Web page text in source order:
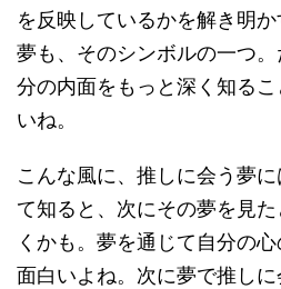
を反映しているかを解き明
夢も、そのシンボルの一つ
分の内面をもっと深く知る
いね。
こんな風に、推しに会う夢
て知ると、次にその夢を見
くかも。夢を通じて自分の
面白いよね。次に夢で推し